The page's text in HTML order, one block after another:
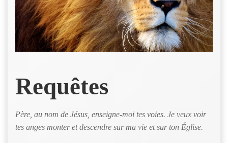
Requêtes
Père, au nom de Jésus, enseigne-moi tes voies. Je veux voir
tes anges monter et descendre sur ma vie et sur ton Église.